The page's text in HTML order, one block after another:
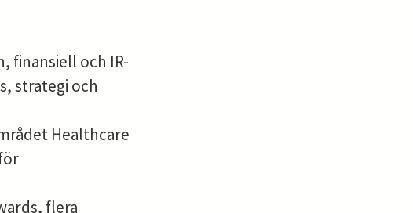
finansiell och IR-
strategi och
Healthcare
flera